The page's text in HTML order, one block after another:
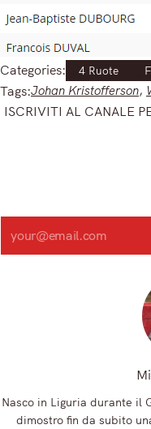
Categories: 4 Ruote
Tags:Johan Kristofferson,
ISCRIVITI AL CANALE
Search
Nasco in Liguria durante il
dimostro fin da subito